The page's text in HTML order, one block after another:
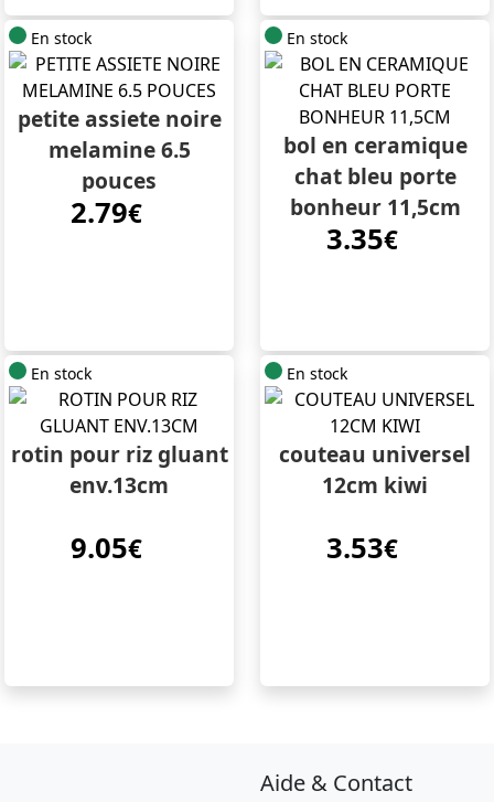
En stock
petite assiete noire
melamine 6.5
pouces
2.79€
En stock
bol en ceramique
chat bleu porte
bonheur 11,5cm
3.35€
En stock
rotin pour riz gluant
env.13cm
9.05€
En stock
couteau universel
12cm kiwi
3.53€
Aide & Contact